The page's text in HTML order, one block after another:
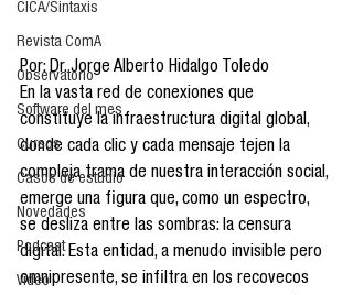
CICA/Sintaxis
Revista ComA
Observatorio
Software del mes
Cursos
Casos de estudio
Novedades
Podcast
Video
Por: Dr. Jorge Alberto Hidalgo Toledo
En la vasta red de conexiones que
constituye la infraestructura digital global,
donde cada clic y cada mensaje tejen la
compleja trama de nuestra interacción social,
emerge una figura que, como un espectro,
se desliza entre las sombras: la censura
digital. Esta entidad, a menudo invisible pero
omnipresente, se infiltra en los recovecos